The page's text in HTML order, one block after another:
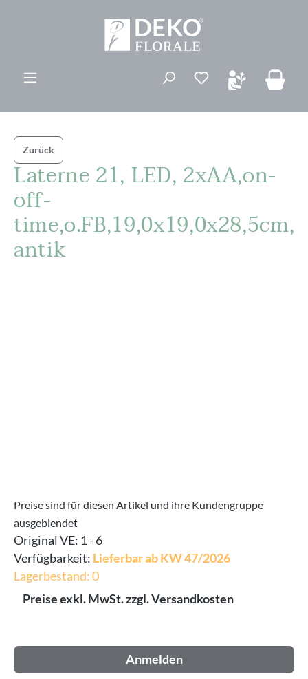
Du hast 0
Zurück
Laterne 21, LED, 2xAA,on-
off-
time,o.FB,19,0x19,0x28,5cm,
antik
Preise sind für diesen Artikel und ihre Kundengruppe
ausgeblendet
Original VE: 1 - 6
Verfügbarkeit: Lieferbar ab KW 47/2026
Lagerbestand: 0
Preise exkl. MwSt. zzgl. Versandkosten
Anmelden